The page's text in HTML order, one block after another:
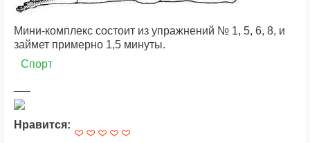
Мини-комплекс состоит из упражнений № 1, 5, 6, 8, и
займет примерно 1,5 минуты.
Спорт
Нравится: